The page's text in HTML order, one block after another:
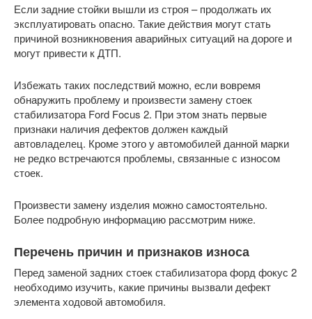
Если задние стойки вышли из строя – продолжать их
эксплуатировать опасно. Такие действия могут стать
причиной возникновения аварийных ситуаций на дороге и
могут привести к ДТП.
Избежать таких последствий можно, если вовремя
обнаружить проблему и произвести замену стоек
стабилизатора Ford Focus 2. При этом знать первые
признаки наличия дефектов должен каждый
автовладелец. Кроме этого у автомобилей данной марки
не редко встречаются проблемы, связанные с износом
стоек.
Произвести замену изделия можно самостоятельно.
Более подробную информацию рассмотрим ниже.
Перечень причин и признаков износа
Перед заменой задних стоек стабилизатора форд фокус 2
необходимо изучить, какие причины вызвали дефект
элемента ходовой автомобиля.